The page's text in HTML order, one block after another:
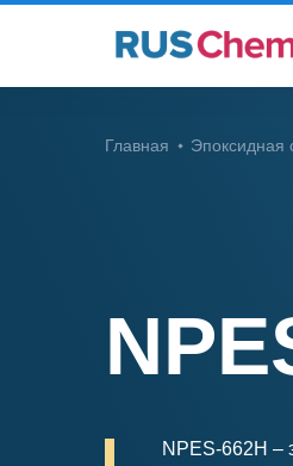
NPES-662H –
Главная Эпоксидная